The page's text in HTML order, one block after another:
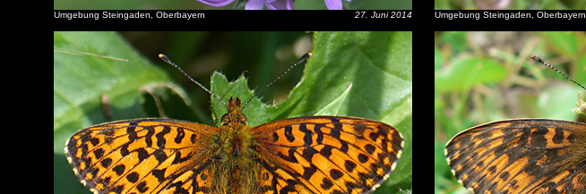
Umgebung Steingaden, Oberbayern 27. Juni 2014 Umgebung Steingaden, Oberbayern